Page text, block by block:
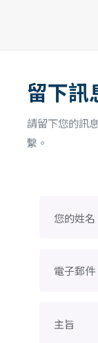
留下訊
請留下您的訊
繫。